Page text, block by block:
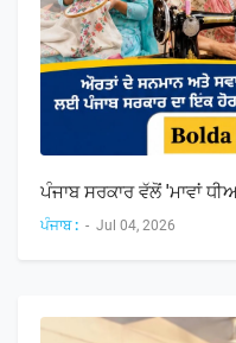
ਪੰਜਾਬ ਸਰਕਾਰ ਵੱਲੋਂ 'ਮਾਵਾਂ
ਪੰਜਾਬ : - Jul 04, 2026